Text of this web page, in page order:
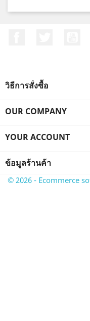
วิธีการสั่งซื้อ
OUR COMPANY
YOUR ACCOUNT
ข้อมูลร้านค้า
© 2026 - Ecommerce